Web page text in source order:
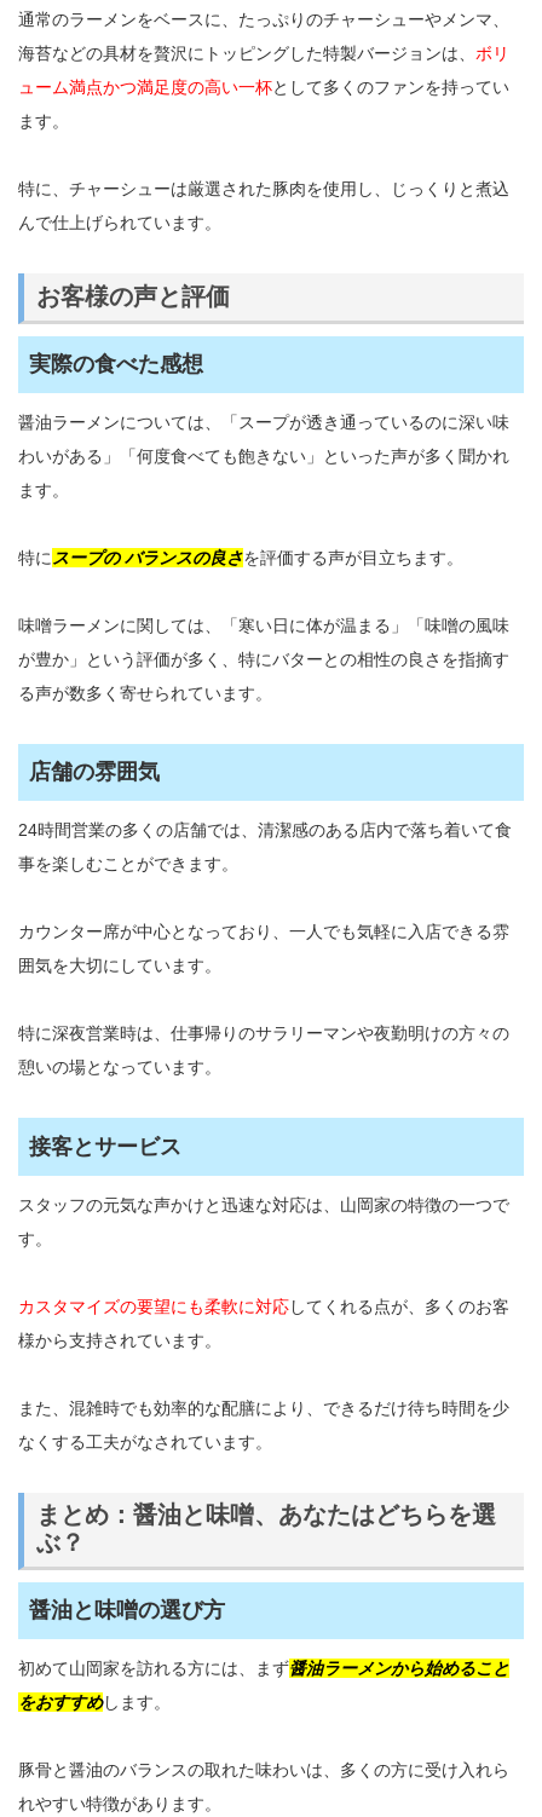
通常のラーメンをベースに、たっぷりのチャーシューやメンマ、
海苔などの具材を贅沢にトッピングした特製バージョンは、 ボリ
ューム満点かつ満足度の高い一杯として多くのファンを持ってい
ます。
特に、チャーシューは厳選された豚肉を使用し、じっくりと煮込
んで仕上げられています。
お客様の声と評価
実際の食べた感想
醤油ラーメンについては、「スープが透き通っているのに深い味
わいがある」「何度食べても飽きない」といった声が多く聞かれ
ます。
特にスープの バランスの良さを評価する声が目立ちます。
味噌ラーメンに関しては、「寒い日に体が温まる」「味噌の風味
が豊か」という評価が多く、特にバターとの相性の良さを指摘す
る声が数多く寄せられています。
店舗の雰囲気
24時間営業の多くの店舗では、清潔感のある店内で落ち着いて食
事を楽しむことができます。
カウンター席が中心となっており、一人でも気軽に入店できる雰
囲気を大切にしています。
特に深夜営業時は、仕事帰りのサラリーマンや夜勤明けの方々の
憩いの場となっています。
接客とサービス
スタッフの元気な声かけと迅速な対応は、山岡家の特徴の一つで
す。
カスタマイズの要望にも柔軟に対応してくれる点が、多くのお客
様から支持されています。
また、混雑時でも効率的な配膳により、できるだけ待ち時間を少
なくする工夫がなされています。
まとめ：醤油と味噌、あなたはどちらを選
ぶ？
醤油と味噌の選び方
初めて山岡家を訪れる方には、まず醤油ラーメンから始めること
をおすすめします。
豚骨と醤油のバランスの取れた味わいは、多くの方に受け入れら
れやすい特徴があります。